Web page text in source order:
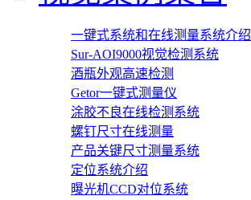
一键式系统和在线测量系统介绍
Sur-AOI9000视觉检测系统
酒瓶外观高速检测
Getor一键式测量仪
涂胶不良在线检测系统
螺钉尺寸在线测量
产品关键尺寸测量系统
定位系统介绍
曝光机CCD对位系统